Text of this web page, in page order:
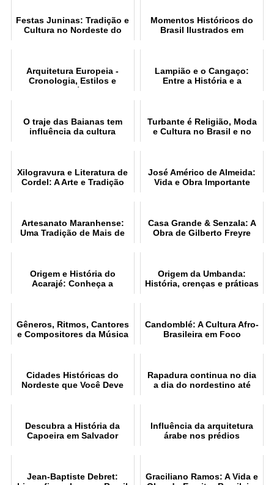
Festas Juninas: Tradição e
Cultura no Nordeste do
Momentos Históricos do
Brasil Ilustrados em
Arquitetura Europeia -
Cronologia, Estilos e
Características
Lampião e o Cangaço:
Entre a História e a
O traje das Baianas tem
influência da cultura
Turbante é Religião, Moda
e Cultura no Brasil e no
Xilogravura e Literatura de
Cordel: A Arte e Tradição
José Américo de Almeida:
Vida e Obra Importante
Artesanato Maranhense:
Uma Tradição de Mais de
Casa Grande & Senzala: A
Obra de Gilberto Freyre
Origem e História do
Acarajé: Conheça a
Origem da Umbanda:
História, crenças e práticas
Gêneros, Ritmos, Cantores
e Compositores da Música
Candomblé: A Cultura Afro-
Brasileira em Foco
Cidades Históricas do
Nordeste que Você Deve
Rapadura continua no dia
a dia do nordestino até
Descubra a História da
Capoeira em Salvador
Influência da arquitetura
árabe nos prédios
Jean-Baptiste Debret:
Graciliano Ramos: A Vida e